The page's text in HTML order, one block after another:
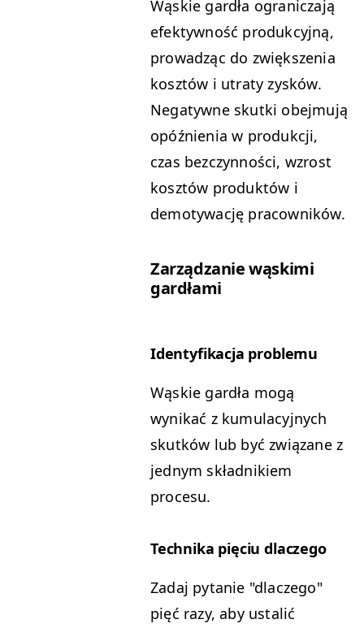
Wąskie gardła ograniczają
efektywność produkcyjną,
prowadząc do zwiększenia
kosztów i utraty zysków.
Negatywne skutki obejmują
opóźnienia w produkcji,
czas bezczynności, wzrost
kosztów produktów i
demotywację pracowników.
Zarządzanie wąskimi
gardłami
Identyfikacja problemu
Wąskie gardła mogą
wynikać z kumulacyjnych
skutków lub być związane z
jednym składnikiem
procesu.
Technika pięciu dlaczego
Zadaj pytanie "dlaczego"
pięć razy, aby ustalić